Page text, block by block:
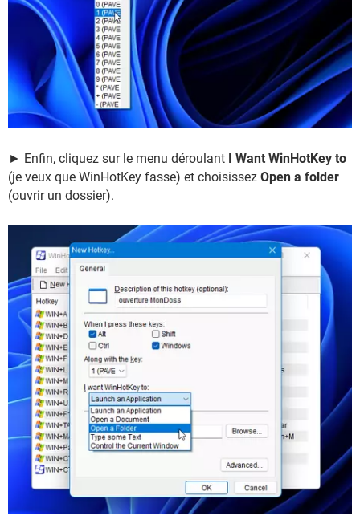
► Enfin, cliquez sur le menu déroulant I Want WinHotKey to
(je veux que WinHotKey fasse) et choisissez Open a folder
(ouvrir un dossier).